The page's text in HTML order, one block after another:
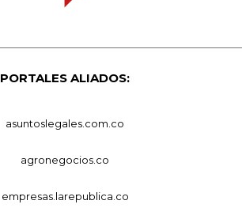
PORTALES ALIADOS:
asuntoslegales.com.co
agronegocios.co
empresas.larepublica.co